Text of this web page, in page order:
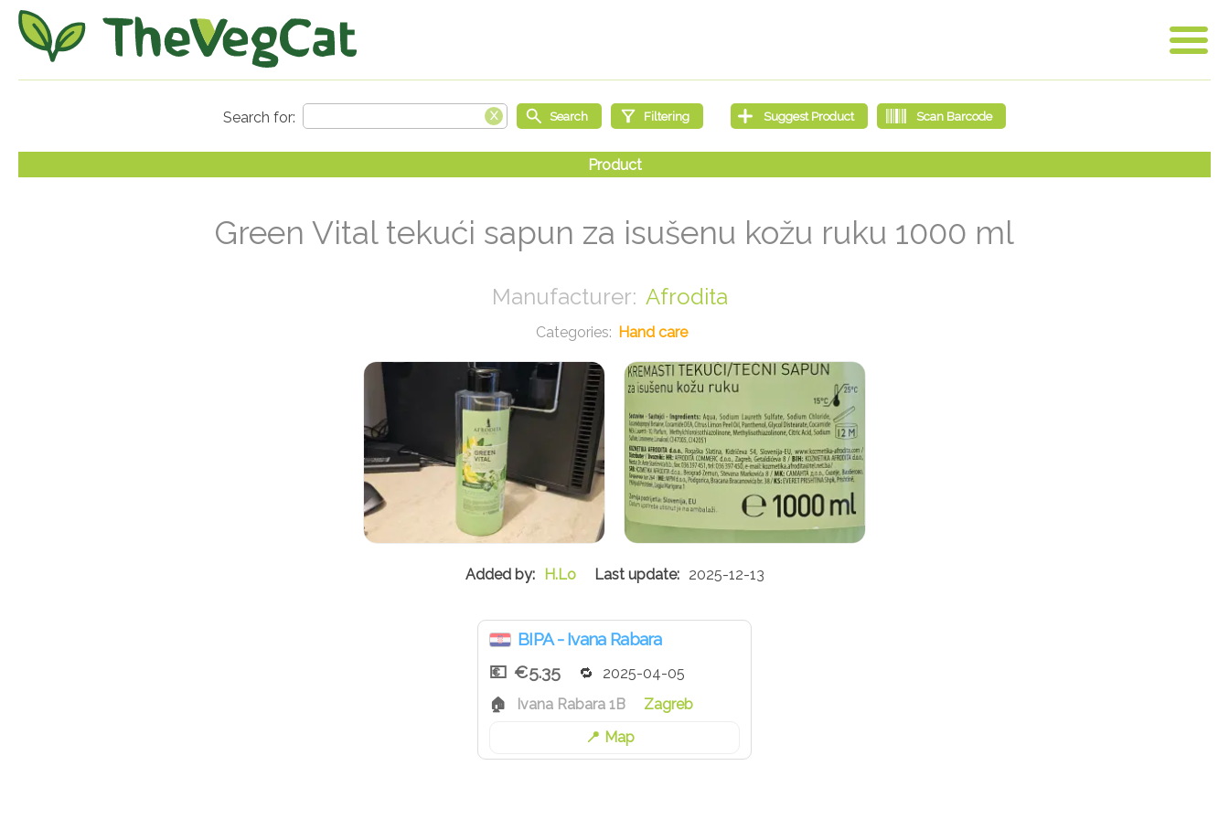
Green Vital tekući sapun za isušenu kožu ruku 1000 ml
Afrodita
Hand care
H.Lo 2025-12-13
BIPA - Ivana Rabara
€5.35
2025-04-05
Ivana Rabara 1B
Zagreb
Map